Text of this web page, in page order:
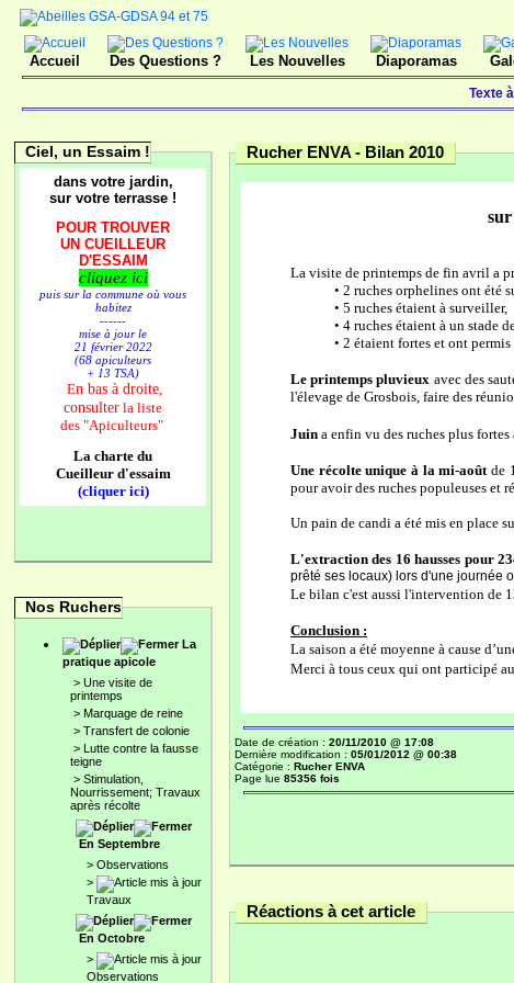
Accueil Des Questions ? Les Nouvelles Diaporamas
Texte
Ciel, un Essaim !
dans votre jardin,
sur votre terrasse !
POUR TROUVER
UN CUEILLEUR
D'ESSAIM
cliquez ici
puis sur la commune où vous
habitez
------
mise à jour le
21 février 2022
(68 apiculteurs
+ 13 TSA)
En bas à droite,
consulter la liste
des "Apiculteurs"
La charte du
Cueilleur d'essaim
(cliquer ici)
Nos Ruchers
La
pratique apicole
> Une visite de
printemps
> Marquage de reine
> Transfert de colonie
> Lutte contre la fausse
teigne
> Stimulation,
Nourrissement; Travaux
après récolte
En Septembre
> Observations
>
Travaux
En Octobre
>
Observations
Rucher ENVA - Bilan 2010
La visite de printemps de fin avril a
• 2 ruches orphelines ont été
• 5 ruches étaient à surveiller,
• 4 ruches étaient à un stade
• 2 étaient fortes et ont
Le printemps pluvieux avec des
l'élevage de Grosbois, faire des
Juin a enfin vu des ruches plus
Une récolte unique à la mi-août de
pour avoir des ruches populeuses et
Un pain de candi a été mis en place
L'extraction des 16 hausses pour
prêté ses locaux) lors d'une journée
Le bilan c'est aussi l'intervention de
Conclusion :
La saison a été moyenne à cause
Merci à tous ceux qui ont participé
Date de création : 20/11/2010 @ 17:08
Dernière modification : 05/01/2012 @ 00:38
Catégorie : Rucher ENVA
Page lue 85356 fois
Réactions à cet article